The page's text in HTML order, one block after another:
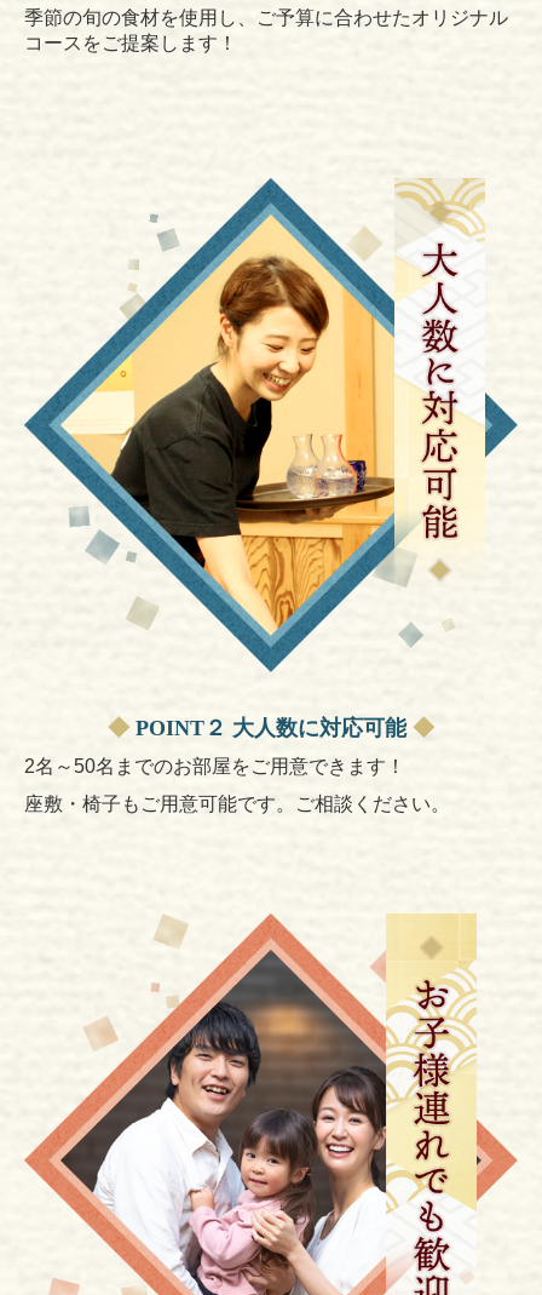
季節の旬の食材を使用し、ご予算に合わせたオリジナル
コースをご提案します！
◆ POINT２ 大人数に対応可能◆
2名～50名までのお部屋をご用意できます！
座敷・椅子もご用意可能です。ご相談ください。